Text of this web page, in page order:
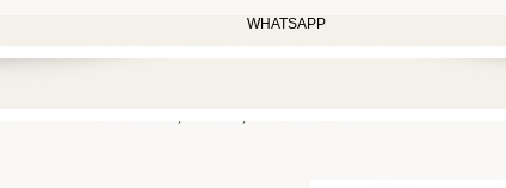
WHATSAPP